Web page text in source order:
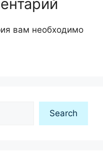
вам необходимо
Search